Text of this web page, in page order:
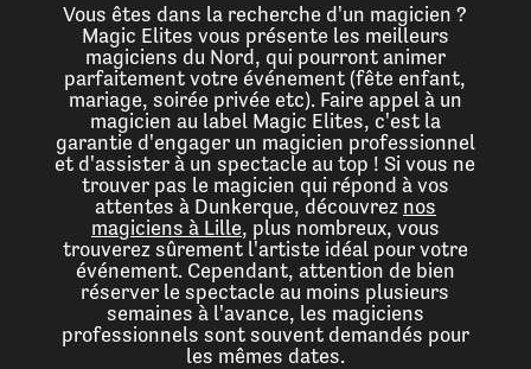
Vous êtes dans la recherche d'un magicien ?
Magic Elites vous présente les meilleurs
magiciens du Nord, qui pourront animer
parfaitement votre événement (fête enfant,
mariage, soirée privée etc). Faire appel à un
magicien au label Magic Elites, c'est la
garantie d'engager un magicien professionnel
et d'assister à un spectacle au top ! Si vous ne
trouver pas le magicien qui répond à vos
attentes à Dunkerque, découvrez nos
magiciens à Lille, plus nombreux, vous
trouverez sûrement l'artiste idéal pour votre
événement. Cependant, attention de bien
réserver le spectacle au moins plusieurs
semaines à l'avance, les magiciens
professionnels sont souvent demandés pour
les mêmes dates.